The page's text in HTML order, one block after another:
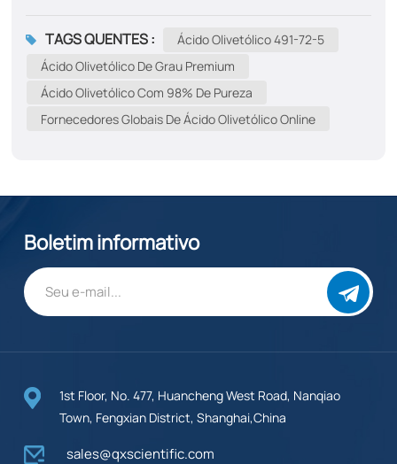
ponto de diferenciação a partir do qual as FAD-oxidases
específicas para canabinoides (THCA sintase e CBDA
precursores. A descarboxilação subsequente dos
ácidos canabinoides resulta em canabinoides ativos. O
deveria prestar atenção ao ácido olivetólico?Ácido
Olivetólico (AO) O ácido oleico (OA) é mais do que um
derivado...
TAGS QUENTES :
Ácido Olivetólico 491-72-5
Ácido Olivetólico De Grau Premium
Ácido Olivetólico Com 98% De Pureza
Fornecedores Globais De Ácido Olivetólico Online
Boletim informativo
1st Floor, No. 477, Huancheng West Road, Nanqiao
Town, Fengxian District, Shanghai,China
sales@qxscientific.com